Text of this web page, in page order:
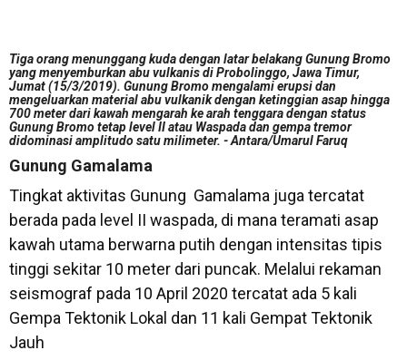
Tiga orang menunggang kuda dengan latar belakang Gunung Bromo
yang menyemburkan abu vulkanis di Probolinggo, Jawa Timur,
Jumat (15/3/2019). Gunung Bromo mengalami erupsi dan
mengeluarkan material abu vulkanik dengan ketinggian asap hingga
700 meter dari kawah mengarah ke arah tenggara dengan status
Gunung Bromo tetap level II atau Waspada dan gempa tremor
didominasi amplitudo satu milimeter. - Antara/Umarul Faruq
Gunung Gamalama
Tingkat aktivitas Gunung Gamalama juga tercatat
berada pada level II waspada, di mana teramati asap
kawah utama berwarna putih dengan intensitas tipis
tinggi sekitar 10 meter dari puncak. Melalui rekaman
seismograf pada 10 April 2020 tercatat ada 5 kali
Gempa Tektonik Lokal dan 11 kali Gempat Tektonik
Jauh